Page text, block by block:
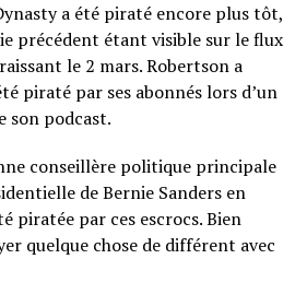
a été piraté encore plus tôt,
précédent étant visible sur le flux
le 2 mars. Robertson a
piraté par ses abonnés lors d’un
son podcast.
conseillère politique principale
de Bernie Sanders en
piratée par ces escrocs. Bien
quelque chose de différent avec